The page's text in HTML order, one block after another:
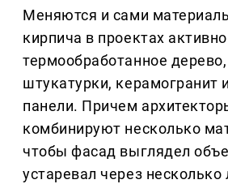
Меняются и сами
кирпича в проектах
термообработанное
штукатурки, керамогранит
панели. Причем
комбинируют несколько
чтобы фасад выглядел
устаревал через несколько